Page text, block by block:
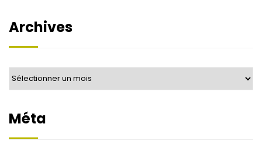
Archives
Archives
Méta